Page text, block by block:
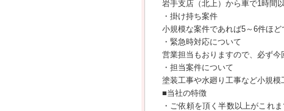
岩手支店（北上）から車で1時間
・掛け持ち案件
小規模な案件であれば5～6件ほ
・緊急時対応について
営業担当もおりますので、必ず今
・担当案件について
塗装工事や水廻り工事など小規模
■当社の特徴
・ご依頼を頂く半数以上がこれ